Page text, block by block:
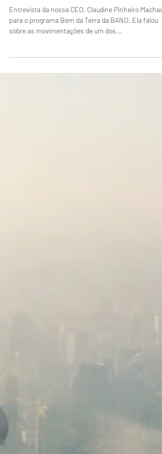
bolsa de valores
Entrevista da nossa CEO, Claudine Pinheiro
para o programa Bem da Terra da BAND. Ela falou